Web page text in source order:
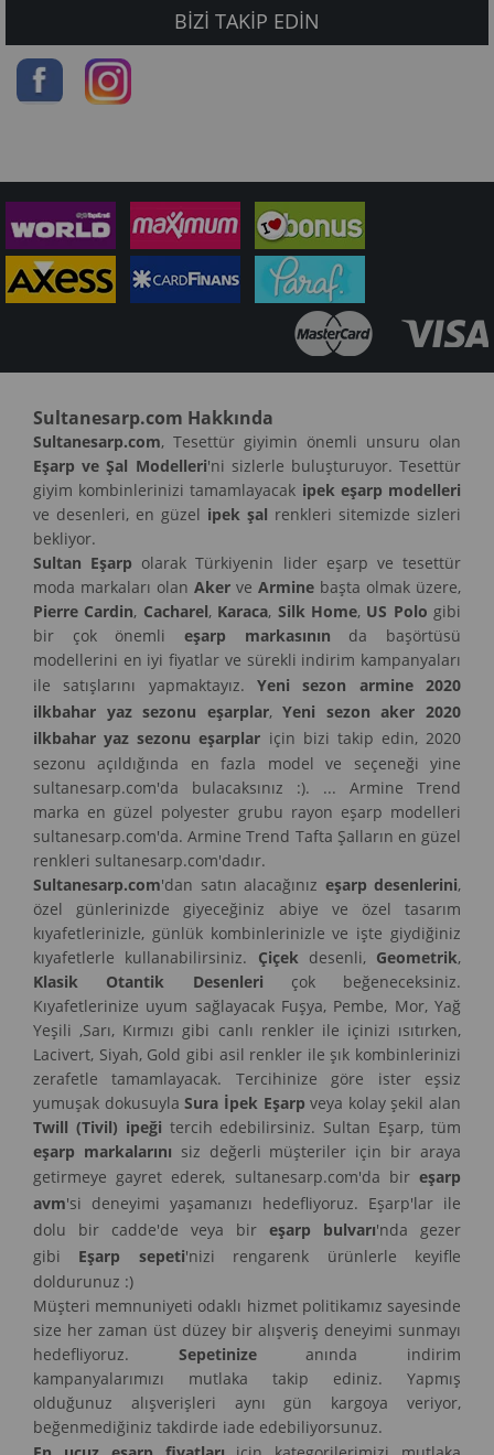
BIZI TAKIP EDIN
Sultanesarp.com Hakkında
Sultanesarp.com, Tesettür giyimin önemli unsuru olan
Eşarp ve Şal Modelleri'ni sizlerle buluşturuyor. Tesettür
giyim kombinlerinizi tamamlayacak ipek eşarp modelleri
ve desenleri, en güzel ipek şal renkleri sitemizde sizleri
bekliyor.
Sultan Eşarp olarak Türkiyenin lider eşarp ve tesettür
moda markaları olan Aker ve Armine başta olmak üzere,
Pierre Cardin, Cacharel, Karaca, Silk Home, US Polo gibi
bir çok önemli eşarp markasının da başörtüsü
modellerini en iyi fiyatlar ve sürekli indirim kampanyaları
ile satışlarını yapmaktayız. Yeni sezon armine 2020
ilkbahar yaz sezonu eşarplar,Yeni sezon aker 2020
ilkbahar yaz sezonu eşarplar için bizi takip edin, 2020
sezonu açıldığında en fazla model ve seçeneği yine
sultanesarp.com'da bulacaksınız :). ... Armine Trend
marka en güzel polyester grubu rayon eşarp modelleri
sultanesarp.com'da. Armine Trend Tafta Şalların en güzel
renkleri sultanesarp.com'dadır.
Sultanesarp.com'dan satın alacağınız eşarp desenlerini,
özel günlerinizde giyeceğiniz abiye ve özel tasarım
kıyafetlerinizle, günlük kombinlerinizle ve işte giydiğiniz
kıyafetlerle kullanabilirsiniz. Çiçekdesenli, Geometrik,
Klasik Otantik Desenleri çok beğeneceksiniz.
Kıyafetlerinize uyum sağlayacak Fuşya, Pembe, Mor, Yağ
Yeşili ,Sarı, Kırmızı gibi canlı renkler ile içinizi ısıtırken,
Lacivert, Siyah, Gold gibi asil renkler ile şık kombinlerinizi
zerafetle tamamlayacak. Tercihinize göre ister eşsiz
yumuşak dokusuylaSura İpek Eşarpveya kolay şekil alan
Twill (Tivil) ipeği tercih edebilirsiniz. Sultan Eşarp, tüm
eşarp markalarını siz değerli müşteriler için bir araya
getirmeye gayret ederek, sultanesarp.com'da bir eşarp
avm'si deneyimi yaşamanızı hedefliyoruz. Eşarp'lar ile
dolu bir cadde'de veya bir eşarp bulvarı'nda gezer
gibi Eşarp sepeti'nizi rengarenk ürünlerle keyifle
doldurunuz :)
Müşteri memnuniyeti odaklı hizmet politikamız sayesinde
size her zaman üst düzey bir alışveriş deneyimi sunmayı
hedefliyoruz. Sepetinizeanında indirim
kampanyalarımızı mutlaka takip ediniz. Yapmış
olduğunuz alışverişleri aynı gün kargoya veriyor,
beğenmediğiniz takdirde iade edebiliyorsunuz.